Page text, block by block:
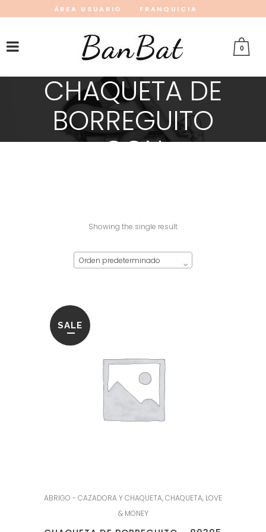
ÁREA USUARIO
FRANQUICIA
0
CHAQUETA DE
BORREGUITO
CON
Showing the single result
Orden predeterminado
SALE
ABRIGO - CAZADORA Y CHAQUETA,CHAQUETA, LOVE
& MONEY